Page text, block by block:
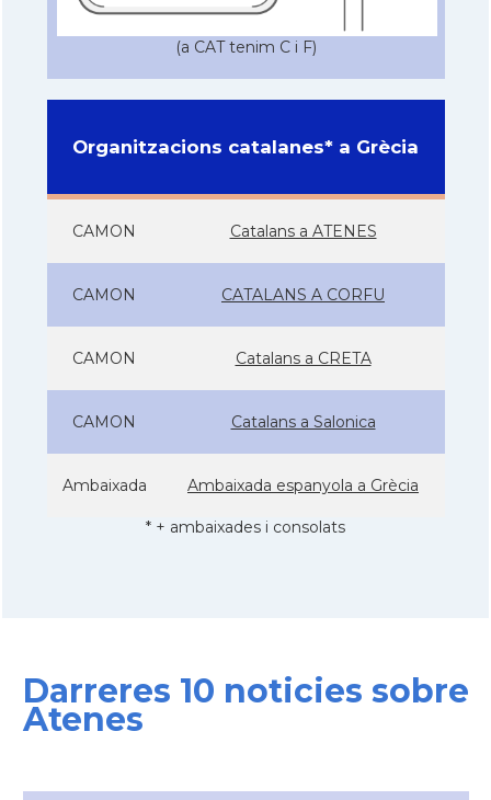
(a CAT tenim C i F)
Organitzacions catalanes* a Grècia
CAMON Catalans a ATENES
CAMON CATALANS A CORFU
CAMON Catalans a CRETA
CAMON Catalans a Salonica
Ambaixada Ambaixada espanyola a Grècia
* + ambaixades i consolats
Darreres 10 noticies sobre
Atenes